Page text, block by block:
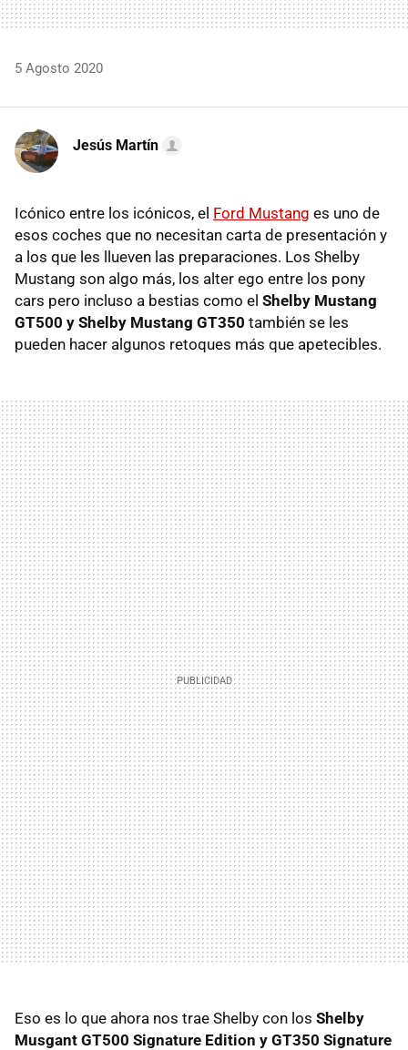
5 Agosto 2020
Jesús Martín
Icónico entre los icónicos, el Ford Mustang es uno de
esos coches que no necesitan carta de presentación y
a los que les llueven las preparaciones. Los Shelby
Mustang son algo más, los alter ego entre los pony
cars pero incluso a bestias como el Shelby Mustang
GT500 y Shelby Mustang GT350 también se les
pueden hacer algunos retoques más que apetecibles.
Eso es lo que ahora nos trae Shelby con los Shelby
Musgant GT500 Signature Edition y GT350 Signature